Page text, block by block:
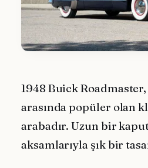
1948 Buick
arasında popüler olan
arabadır. Uzun bir
aksamlarıyla şık bir